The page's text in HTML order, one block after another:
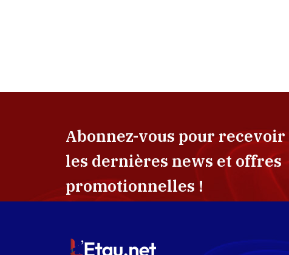
Abonnez-vous pour recevoir
les dernières news et offres
promotionnelles !